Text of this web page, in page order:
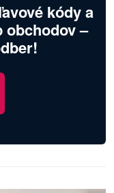
kódy a
obchodov –